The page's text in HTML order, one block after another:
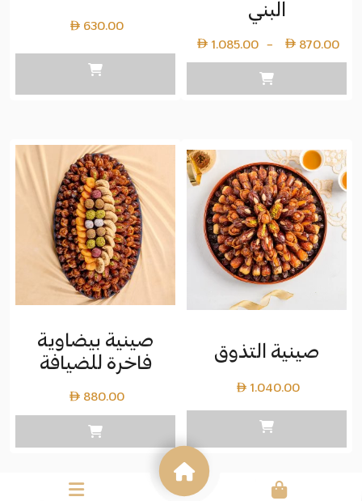
البني
870.00
–
1.085.00
السعر:
⁦Layer
خلال
⁦Layer
copy
1.085.00⁩
630.00
صينية التذوق
1.040.00
صينية بيضاوية
فاخرة للضيافة
880.00